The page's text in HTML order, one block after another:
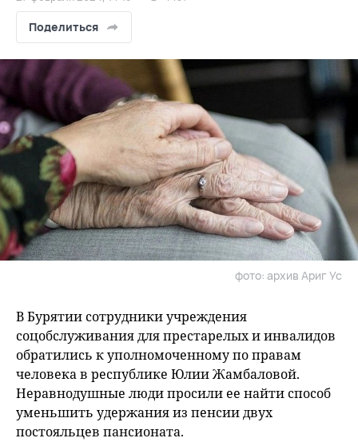
Поделиться
фото: архив Ариг Ус
В Бурятии сотрудники учреждения
соцобслуживания для престарелых и инвалидов
обратились к уполномоченному по правам
человека в республике Юлии Жамбаловой.
Неравнодушные люди просили ее найти способ
уменьшить удержания из пенсии двух
постояльцев пансионата.